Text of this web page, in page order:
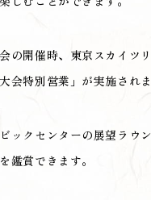
の開催時、東京スカイツ
会特別営業」が実施されま
ックセンターの展望ラウ
鑑賞できます。